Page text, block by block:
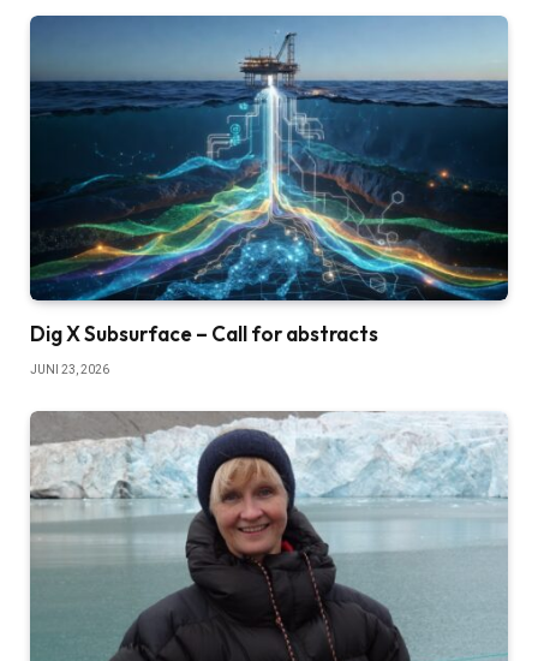
Dig X Subsurface – Call for abstracts
JUNI 23, 2026